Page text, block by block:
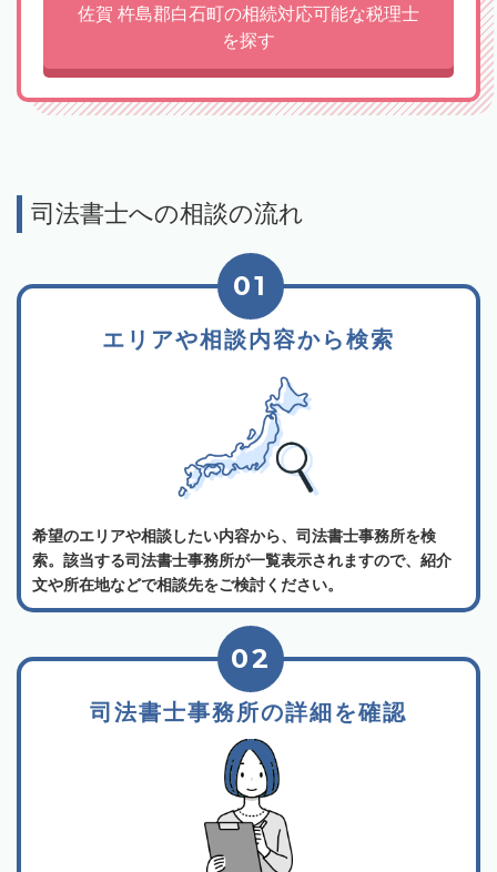
佐賀 杵島郡白石町の相続対応可能な税理士
を探す
司法書士への相談の流れ
エリアや相談内容から検索
01
希望のエリアや相談したい内容から、司法書士事務所を検
索。該当する司法書士事務所が一覧表示されますので、紹介
文や所在地などで相談先をご検討ください。
司法書士事務所の詳細を確認
02